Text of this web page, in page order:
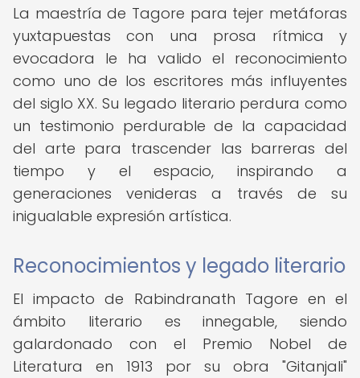
La maestría de Tagore para tejer metáforas
yuxtapuestas con una prosa rítmica y
evocadora le ha valido el reconocimiento
como uno de los escritores más influyentes
del siglo XX. Su legado literario perdura como
un testimonio perdurable de la capacidad
del arte para trascender las barreras del
tiempo y el espacio, inspirando a
generaciones venideras a través de su
inigualable expresión artística.
Reconocimientos y legado literario
El impacto de Rabindranath Tagore en el
ámbito literario es innegable, siendo
galardonado con el Premio Nobel de
Literatura en 1913 por su obra "Gitanjali"